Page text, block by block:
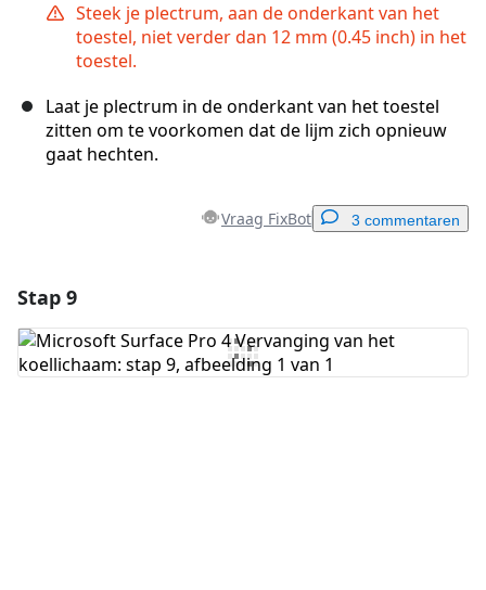
Steek je plectrum, aan de onderkant van het
toestel, niet verder dan 12 mm (0.45 inch) in het
toestel.
Laat je plectrum in de onderkant van het toestel
zitten om te voorkomen dat de lijm zich opnieuw
gaat hechten.
Vraag FixBot 3 commentaren
Voeg opmerking toe
Stap 9